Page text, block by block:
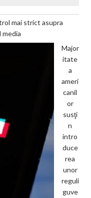
mai strict asupra
media
Major
itate
a
ameri
canil
or
susţi
n
intro
duce
rea
unor
reguli
guve